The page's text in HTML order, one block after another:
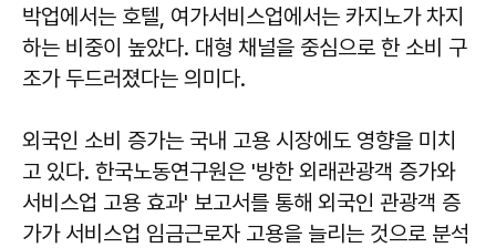
박업에서는 호텔, 여가서비스업에서는 카지노가 차지
하는 비중이 높았다. 대형 채널을 중심으로 한 소비 구
조가 두드러졌다는 의미다.
외국인 소비 증가는 국내 고용 시장에도 영향을 미치
고 있다. 한국노동연구원은 '방한 외래관광객 증가와
서비스업 고용 효과' 보고서를 통해 외국인 관광객 증
가가 서비스업 임금근로자 고용을 늘리는 것으로 분석